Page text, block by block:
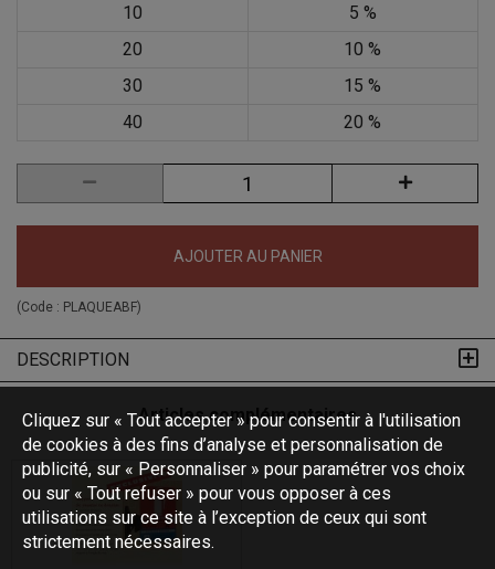
10
5 %
20
10 %
30
15 %
40
20 %
AJOUTER AU PANIER
(Code : PLAQUEABF)
DESCRIPTION
Articles complémentaires
Cliquez sur « Tout accepter » pour consentir à l'utilisation
de cookies à des fins d’analyse et personnalisation de
publicité, sur « Personnaliser » pour paramétrer vos choix
ou sur « Tout refuser » pour vous opposer à ces
utilisations sur ce site à l’exception de ceux qui sont
strictement nécessaires.